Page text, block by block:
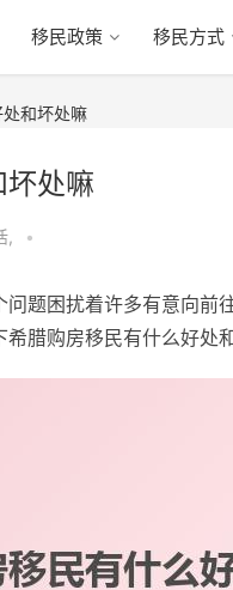
移民政策 移民方式
和坏处嘛
处嘛
, •
题困扰着许多有意向前
腊购房移民有什么好处